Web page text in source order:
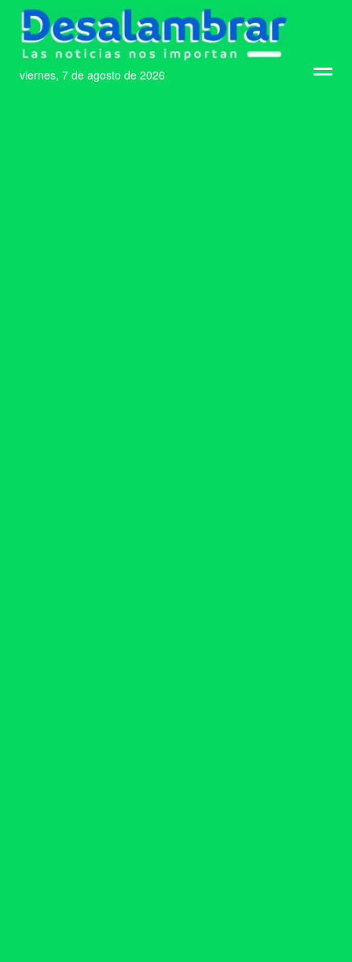
viernes, 7 de agosto de 2026